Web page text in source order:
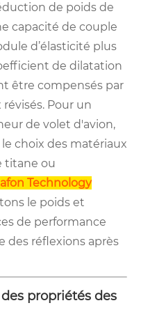
de poids de
capacité de couple
d’élasticité plus
de dilatation
être compensés par
Pour un
de volet d'avion,
choix des matériaux
titane ou
Technology
le poids et
de performance
des réflexions après
propriétés des